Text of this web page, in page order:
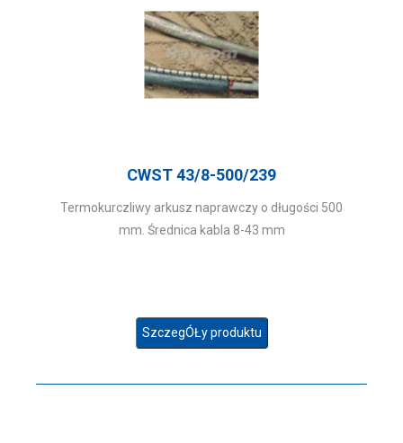
CWST 43/8-500/239
Termokurczliwy arkusz naprawczy o długości 500
mm. Średnica kabla 8-43 mm
SzczegÓŁy produktu